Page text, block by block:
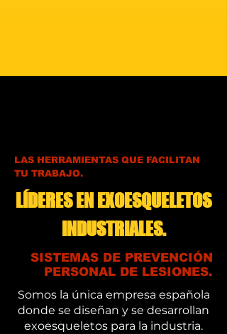
LAS HERRAMIENTAS QUE FACILITAN
TU TRABAJO.
LÍDERES EN EXOESQUELETOS
INDUSTRIALES.
SISTEMAS DE PREVENCIÓN
PERSONAL DE LESIONES.
Somos la única empresa española
donde se diseñan y se desarrollan
exoesqueletos para la industria.